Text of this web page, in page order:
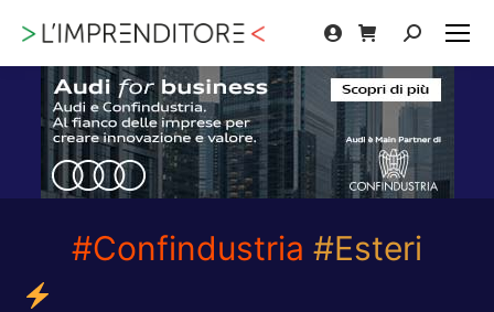
Cerca:
#Confindustria #Esteri